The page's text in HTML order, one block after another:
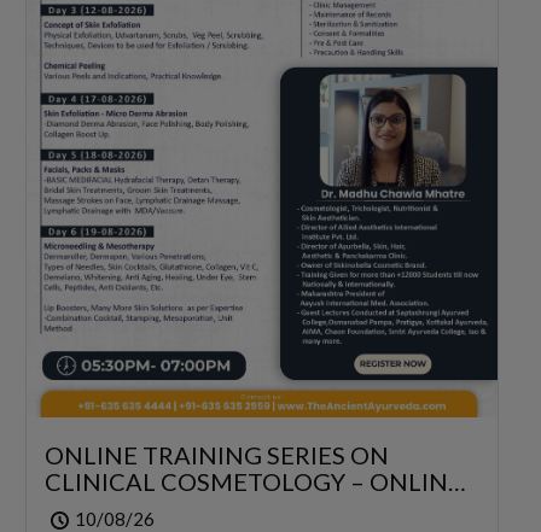
ONLINE TRAINING SERIES ON
CLINICAL COSMETOLOGY – ONLINE
SERIES FOR 6 DAYS
10/08/26